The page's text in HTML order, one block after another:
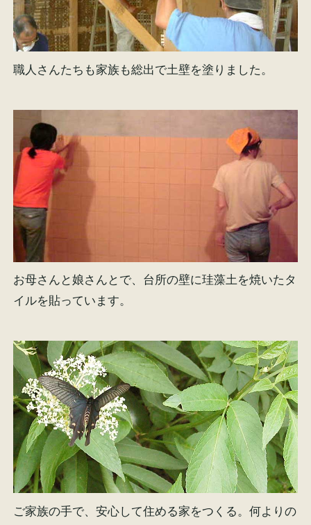
職人さんたちも家族も総出で土壁を塗りました。
お母さんと娘さんとで、台所の壁に珪藻土を焼いたタ
イルを貼っています。
ご家族の手で、安心して住める家をつくる。何よりの